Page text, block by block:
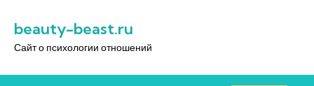
содержимому
beauty-beast.ru
Сайт о психологии отношений